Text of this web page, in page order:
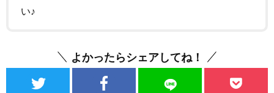
い♪
よかったらシェアしてね！